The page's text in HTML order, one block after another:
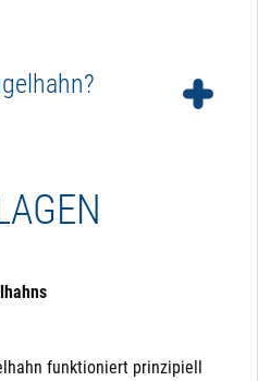
er nicht bei einem
Kugel mit einer Bohrung
automatisiert werden.
funktioniert prinzipiell